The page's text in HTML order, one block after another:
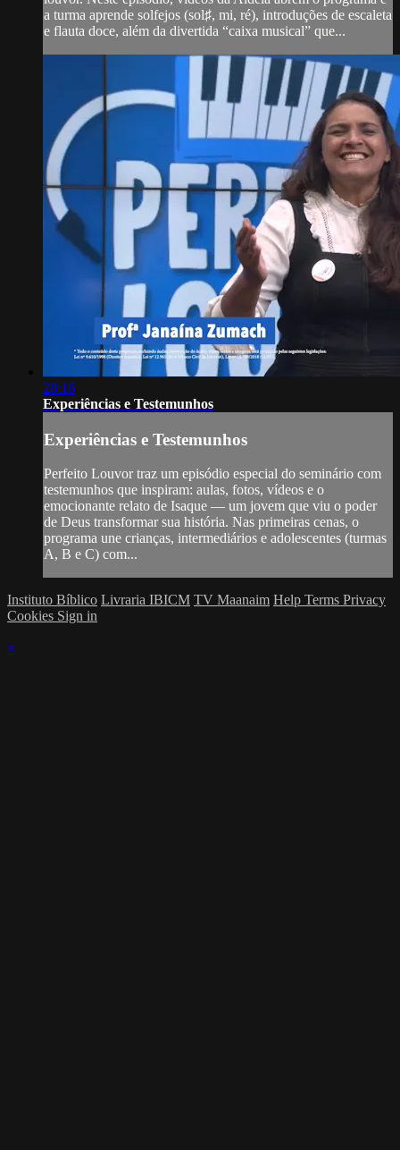
a turma aprende solfejos (sol♯, mi, ré), introduções de escaleta
e flauta doce, além da divertida “caixa musical” que...
28:16
Experiências e Testemunhos
Experiências e Testemunhos
Perfeito Louvor traz um episódio especial do seminário com
testemunhos que inspiram: aulas, fotos, vídeos e o
emocionante relato de Isaque — um jovem que viu o poder
de Deus transformar sua história. Nas primeiras cenas, o
programa une crianças, intermediários e adolescentes (turmas
A, B e C) com...
Instituto Bíblico Livraria IBICM TV Maanaim Help Terms Privacy
Cookies Sign in
×